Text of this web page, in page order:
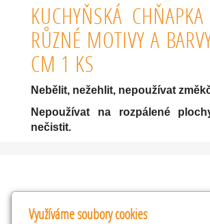
KUCHYŇSKÁ
RŮZNÉ MOTIVY A
CM 1 KS
Nebělit, nežehlit, nepoužívat
Nepoužívat na rozpálené
nečistit.
Kontakty
Využíváme soubory cookies